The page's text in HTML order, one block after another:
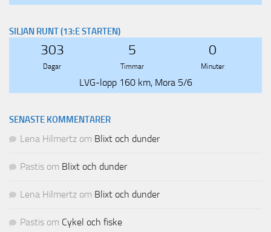
SILJAN RUNT (13:E STARTEN)
303
Dagar
5
Timmar
0
Minuter
LVG-lopp 160 km, Mora 5/6
SENASTE KOMMENTARER
Lena Hilmertz om Blixt och dunder
Pastis om Blixt och dunder
Lena Hilmertz om Blixt och dunder
Pastis om Cykel och fiske